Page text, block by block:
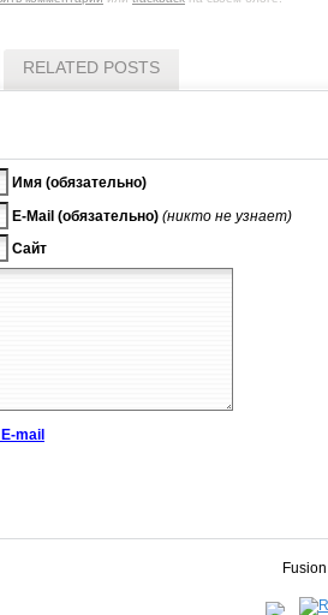
RELATED POSTS
Имя (обязательно)
E-Mail (обязательно) (никто не узнает)
Сайт
mail